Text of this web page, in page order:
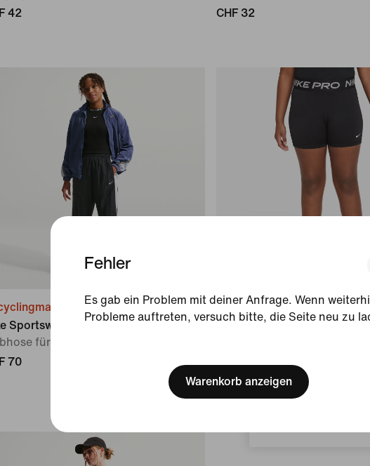
We think you are in
Update your location?
Fehler
Es gab ein Problem mit deiner Anfrage. Wenn
Probleme auftreten, versuch bitte, die Seite neu zu
Warenkorb anzeigen
42
CHF 32
Sportswear
für ältere Kinder (Mädchen)
70
Recyclingmaterialien